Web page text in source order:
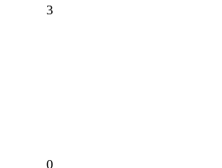
0
3